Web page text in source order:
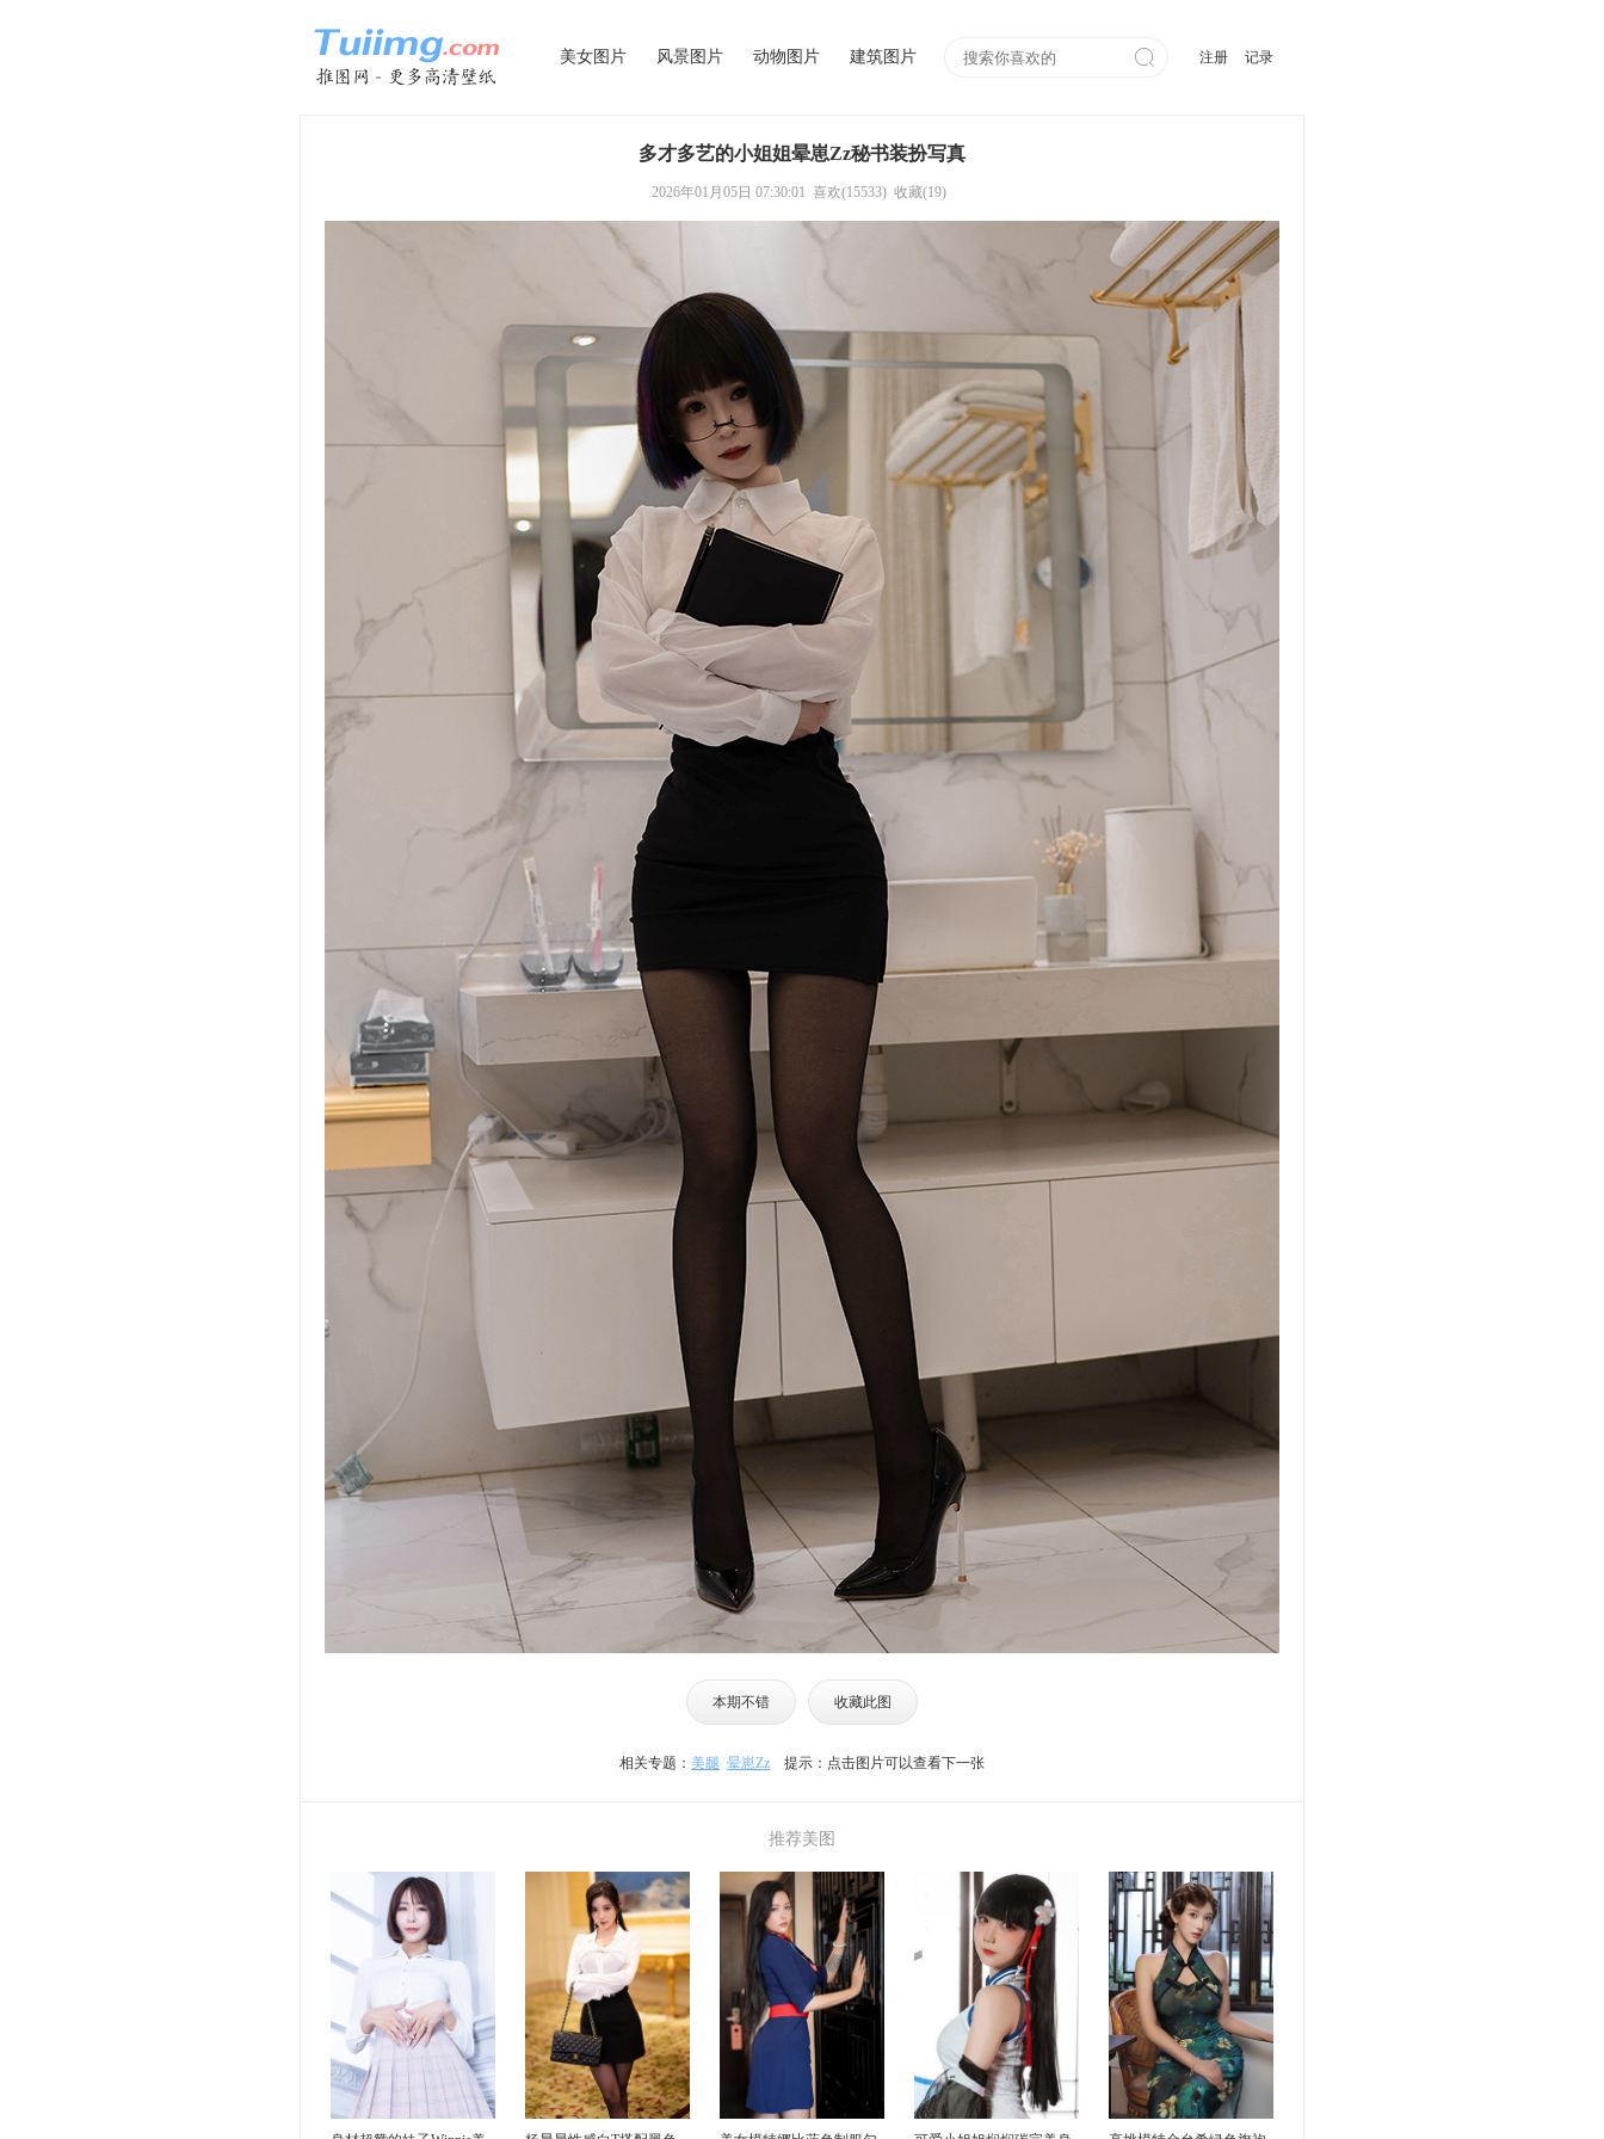
美女图片 风景图片 动物图片 建筑图片  注册 记录
多才多艺的小姐姐晕崽Zz秘书装扮写真
2026年01月05日 07:30:01 喜欢(15533) 收藏(19)
本期不错 收藏此图
相关专题： 美腿 晕崽Zz 提示：点击图片可以查看下一张
推荐美图